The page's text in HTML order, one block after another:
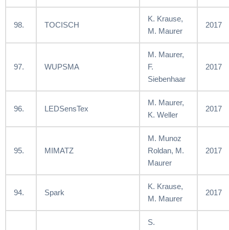
98. TOCISCH
K. Krause,
M. Maurer
2017
97. WUPSMA
M. Maurer,
F.
Siebenhaar
2017
96. LEDSensTex
M. Maurer,
K. Weller
2017
95. MIMATZ
M. Munoz
Roldan, M.
Maurer
2017
94. Spark
K. Krause,
M. Maurer
2017
S.